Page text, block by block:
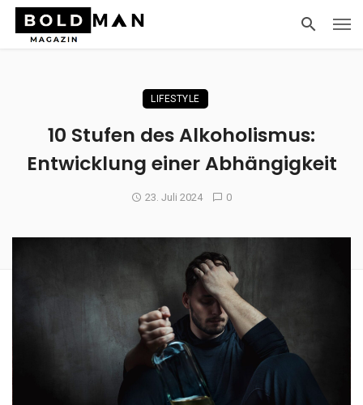
LIFESTYLE
10 Stufen des Alkoholismus:
Entwicklung einer Abhängigkeit
23. Juli 2024 0